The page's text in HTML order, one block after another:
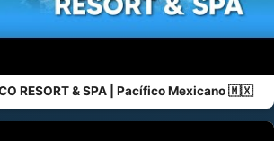
RESORT & SPA | Pacífico Mexicano 🇲🇽